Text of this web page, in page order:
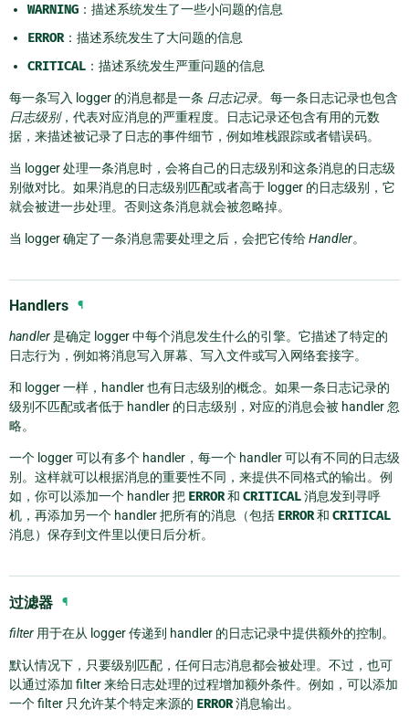
WARNING ：描述系统发生了一些小问题的信息
ERROR ：描述系统发生了大问题的信息
CRITICAL ：描述系统发生严重问题的信息
每一条写入 logger 的消息都是一条 日志记录。每一条日志记录也包含
日志级别，代表对应消息的严重程度。日志记录还包含有用的元数
据，来描述被记录了日志的事件细节，例如堆栈跟踪或者错误码。
当 logger 处理一条消息时，会将自己的日志级别和这条消息的日志级
别做对比。如果消息的日志级别匹配或者高于 logger 的日志级别，它
就会被进一步处理。否则这条消息就会被忽略掉。
当 logger 确定了一条消息需要处理之后，会把它传给Handler。
Handlers ¶
handler是确定 logger 中每个消息发生什么的引擎。它描述了特定的
日志行为，例如将消息写入屏幕、写入文件或写入网络套接字。
和 logger 一样，handler 也有日志级别的概念。如果一条日志记录的
级别不匹配或者低于 handler 的日志级别，对应的消息会被 handler 忽
略。
一个 logger 可以有多个 handler，每一个 handler 可以有不同的日志级
别。这样就可以根据消息的重要性不同，来提供不同格式的输出。例
如，你可以添加一个 handler 把 ERROR和 CRITICAL消息发到寻呼
机，再添加另一个 handler 把所有的消息（包括 ERROR和 CRITICAL
消息）保存到文件里以便日后分析。
过滤器 ¶
filter 用于在从 logger 传递到 handler 的日志记录中提供额外的控制。
默认情况下，只要级别匹配，任何日志消息都会被处理。不过，也可
以通过添加 filter 来给日志处理的过程增加额外条件。例如，可以添加
一个 filter 只允许某个特定来源的 ERROR消息输出。